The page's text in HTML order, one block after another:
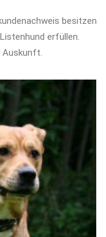
besitzen
erfüllen.
Auskunft.